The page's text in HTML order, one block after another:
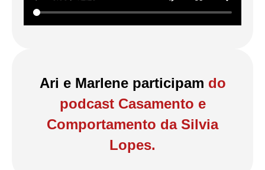
Ari e Marlene participam do
podcast Casamento e
Comportamento da Silvia
Lopes.